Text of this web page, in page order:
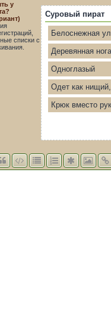
у
списки с
Суровый пират
Белоснежная
Деревянная нога
Одноглазый
Одет как
Крюк вместо